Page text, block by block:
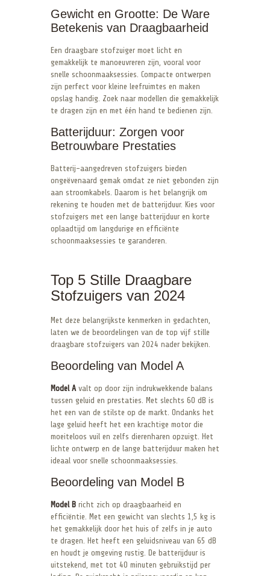
Gewicht en Grootte: De Ware
Betekenis van Draagbaarheid
Een draagbare stofzuiger moet licht en
gemakkelijk te manoeuvreren zijn, vooral voor
snelle schoonmaaksessies. Compacte ontwerpen
zijn perfect voor kleine leefruimtes en maken
opslag handig. Zoek naar modellen die gemakkelijk
te dragen zijn en met één hand te bedienen zijn.
Batterijduur: Zorgen voor
Betrouwbare Prestaties
Batterij-aangedreven stofzuigers bieden
ongeëvenaard gemak omdat ze niet gebonden zijn
aan stroomkabels. Daarom is het belangrijk om
rekening te houden met de batterijduur. Kies voor
stofzuigers met een lange batterijduur en korte
oplaadtijd om langdurige en efficiënte
schoonmaaksessies te garanderen.
Top 5 Stille Draagbare
Stofzuigers van 2024
Met deze belangrijkste kenmerken in gedachten,
laten we de beoordelingen van de top vijf stille
draagbare stofzuigers van 2024 nader bekijken.
Beoordeling van Model A
Model A valt op door zijn indrukwekkende balans
tussen geluid en prestaties. Met slechts 60 dB is
het een van de stilste op de markt. Ondanks het
lage geluid heeft het een krachtige motor die
moeiteloos vuil en zelfs dierenharen opzuigt. Het
lichte ontwerp en de lange batterijduur maken het
ideaal voor snelle schoonmaaksessies.
Beoordeling van Model B
Model B richt zich op draagbaarheid en
efficiëntie. Met een gewicht van slechts 1,5 kg is
het gemakkelijk door het huis of zelfs in je auto
te dragen. Het heeft een geluidsniveau van 65 dB
en houdt je omgeving rustig. De batterijduur is
uitstekend, met tot 40 minuten gebruikstijd per